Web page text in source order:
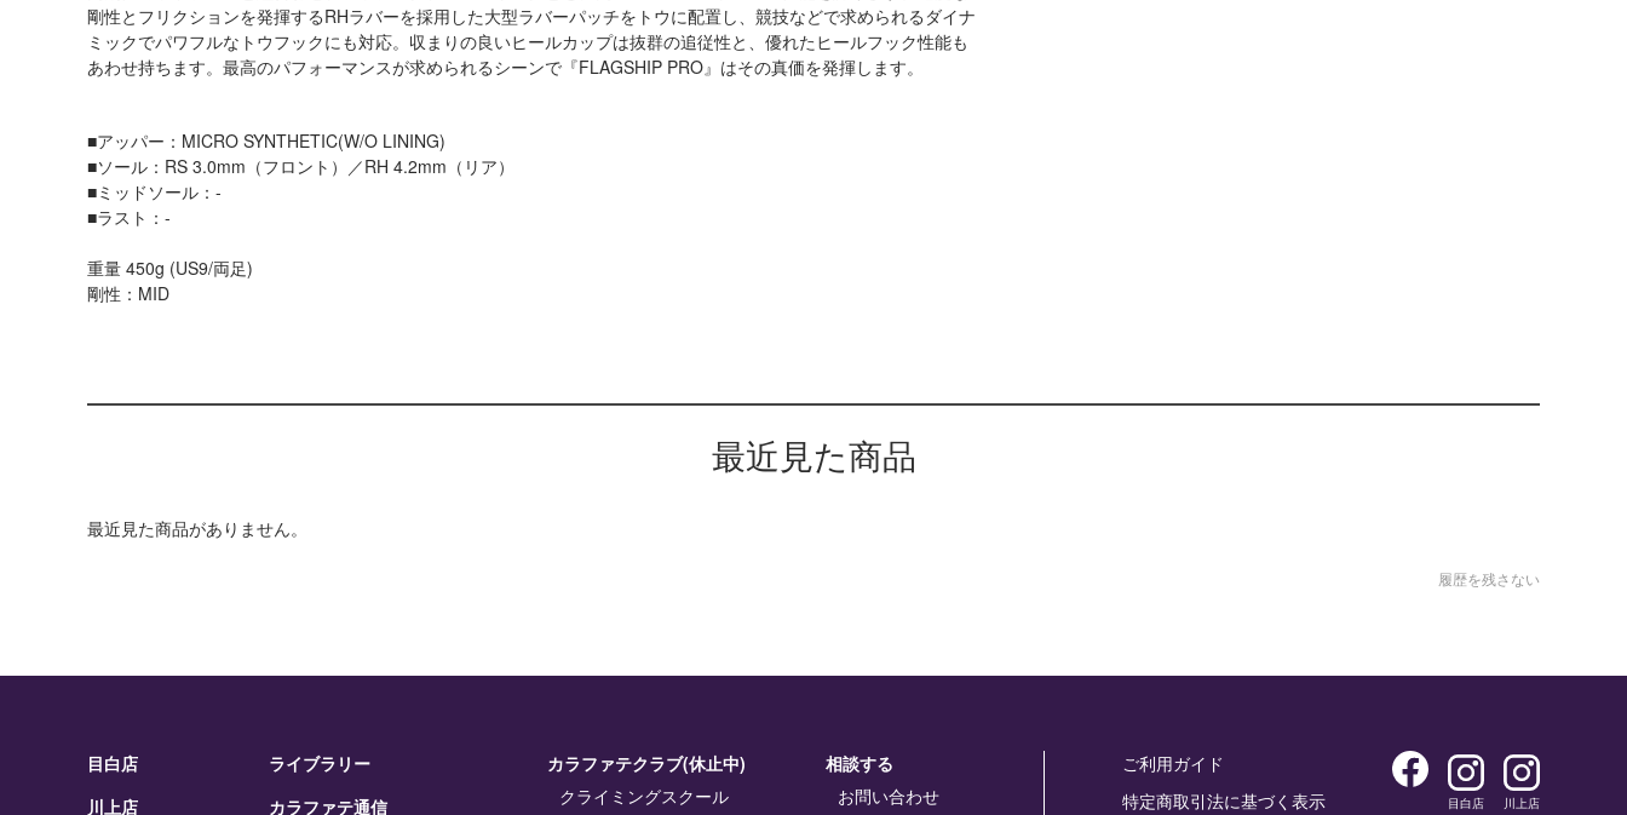
剛性とフリクションを発揮するRHラバーを採用した大型ラバーパッチをトウに配置し、競技などで求められるダイナ
ミックでパワフルなトウフックにも対応。収まりの良いヒールカップは抜群の追従性と、優れたヒールフック性能も
あわせ持ちます。最高のパフォーマンスが求められるシーンで『FLAGSHIP PRO』はその真価を発揮します。
■アッパー：MICRO SYNTHETIC(W/O LINING)
■ソール：RS 3.0mm（フロント）／RH 4.2mm（リア）
■ミッドソール：-
■ラスト：-
重量 450g (US9/両足)
剛性：MID
最近見た商品
最近見た商品がありません。
履歴を残さない
目白店
川上店
ライブラリー
カラファテ通信
カラファテクラブ(休止中)
クライミングスクール
相談する
お問い合わせ
ご利用ガイド
特定商取引法に基づく表示
目白店 川上店